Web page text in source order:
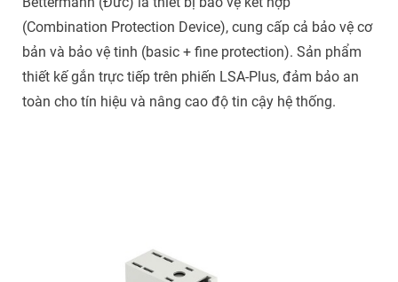
(Combination Protection Device), cung cấp cả bảo vệ cơ
bản và bảo vệ tinh (basic + fine protection). Sản phẩm
thiết kế gắn trực tiếp trên phiến LSA-Plus, đảm bảo an
toàn cho tín hiệu và nâng cao độ tin cậy hệ thống.